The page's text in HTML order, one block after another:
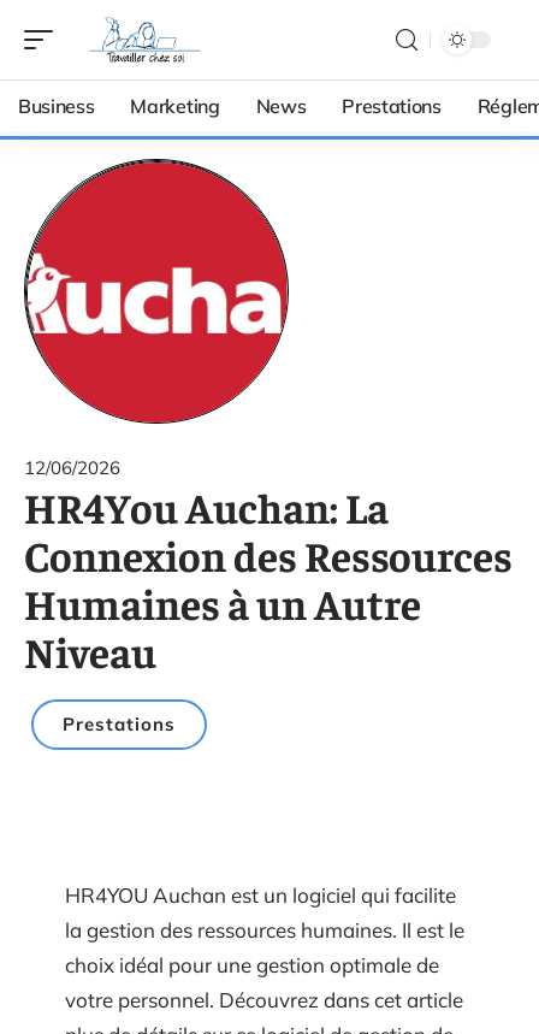
Business Marketing News Prestations
12/06/2026
HR4You Auchan: La
Connexion des Ressources
Humaines à un Autre
Niveau
Prestations
HR4YOU Auchan est un logiciel qui facilite
la gestion des ressources humaines. Il est le
choix idéal pour une gestion optimale de
votre personnel. Découvrez dans cet article